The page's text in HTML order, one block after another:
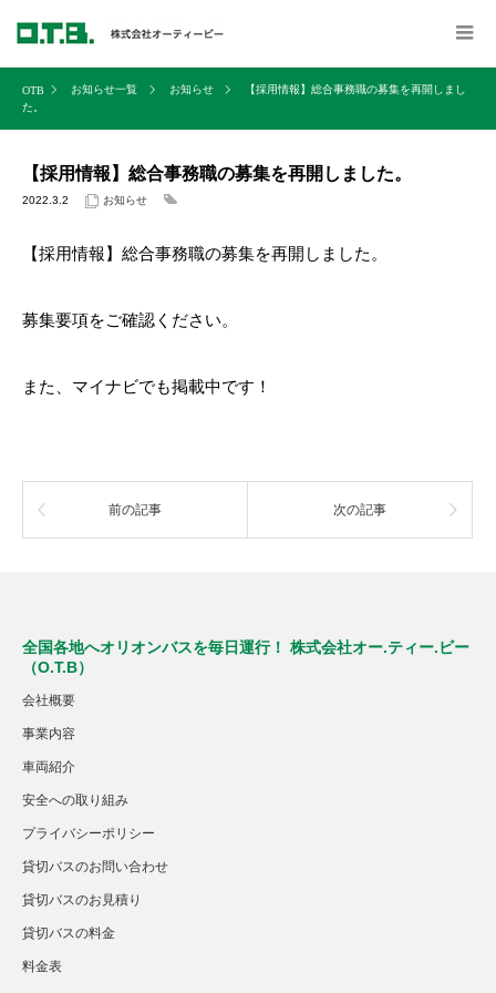
お知らせ一覧 お知らせ
【採用情報】総合事務職の募集を再開しまし
た。
【採用情報】総合事務職の募集を再開しました。
2022.3.2 お知らせ
【採用情報】総合事務職の募集を再開しました。
募集要項をご確認ください。
また、マイナビでも掲載中です！
前の記事 次の記事
全国各地へオリオンバスを毎日運行！ 株式会社オー.ティー.ビー
（O.T.B）
会社概要
事業内容
車両紹介
安全への取り組み
プライバシーポリシー
貸切バスのお問い合わせ
貸切バスのお見積り
貸切バスの料金
料金表